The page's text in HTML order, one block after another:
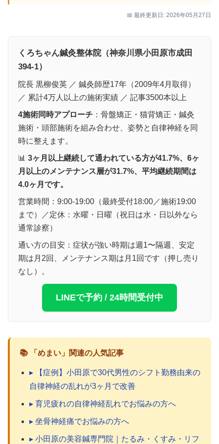
📅 最終更新日: 2026年05月27日
くろちゃん鍼灸整体院（神奈川県小田原市成田
394-1）
院長 黒柳俊英 ／ 鍼灸師歴17年（2009年4月取得）
／ 累計4万人以上の施術実績 ／ 記事3500本以上
4施術同時アプローチ ：骨盤矯正・猫背矯正・鍼灸
施術・頭部施術を組み合わせ、姿勢と自律神経を同
時に整えます。
📊 3ヶ月以上継続して通われている方が41.7%、6ヶ
月以上のメンテナンス層が31.7%、平均継続期間は
4.0ヶ月です。
営業時間：9:00-19:00（最終受付18:00／施術19:00
まで）／定休：水曜・日曜（祝日は水・日以外なら
通常診察）
通い方の目安：症状が強い時期は週1〜隔週、安定
期は月2回、メンテナンス期は月1回です（押し売り
なし）。
LINEで予約 / 24時間受付中
📚 「めまい」関連の人気記事
▸ 【症例】小田原で30代男性のシフト勤務由来の
自律神経の乱れが3ヶ月で改善
▸ 育児疲れの自律神経乱れでお悩みの方へ
▸ 坐骨神経痛でお悩みの方へ
▸ 小田原の美容鍼専門院｜たるみ・くすみ・リフ